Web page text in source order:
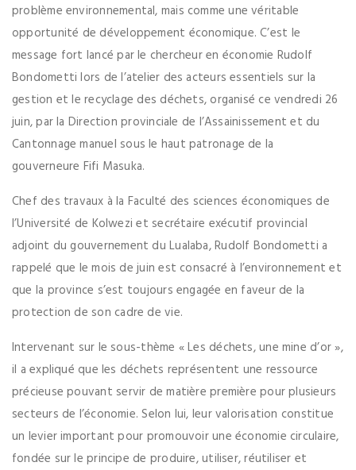
problème environnemental, mais comme une véritable
opportunité de développement économique. C’est le
message fort lancé par le chercheur en économie Rudolf
Bondometti lors de l’atelier des acteurs essentiels sur la
gestion et le recyclage des déchets, organisé ce vendredi 26
juin, par la Direction provinciale de l’Assainissement et du
Cantonnage manuel sous le haut patronage de la
gouverneure Fifi Masuka.
Chef des travaux à la Faculté des sciences économiques de
l’Université de Kolwezi et secrétaire exécutif provincial
adjoint du gouvernement du Lualaba, Rudolf Bondometti a
rappelé que le mois de juin est consacré à l’environnement et
que la province s’est toujours engagée en faveur de la
protection de son cadre de vie.
Intervenant sur le sous-thème « Les déchets, une mine d’or »,
il a expliqué que les déchets représentent une ressource
précieuse pouvant servir de matière première pour plusieurs
secteurs de l’économie. Selon lui, leur valorisation constitue
un levier important pour promouvoir une économie circulaire,
fondée sur le principe de produire, utiliser, réutiliser et